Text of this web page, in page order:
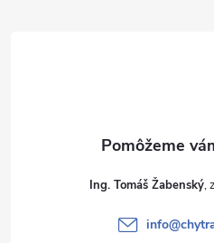
Ing. Tomáš Žabenský
info@